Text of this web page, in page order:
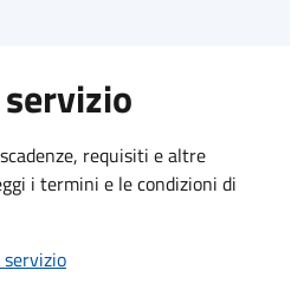
requisiti e altre
i termini e le condizioni di